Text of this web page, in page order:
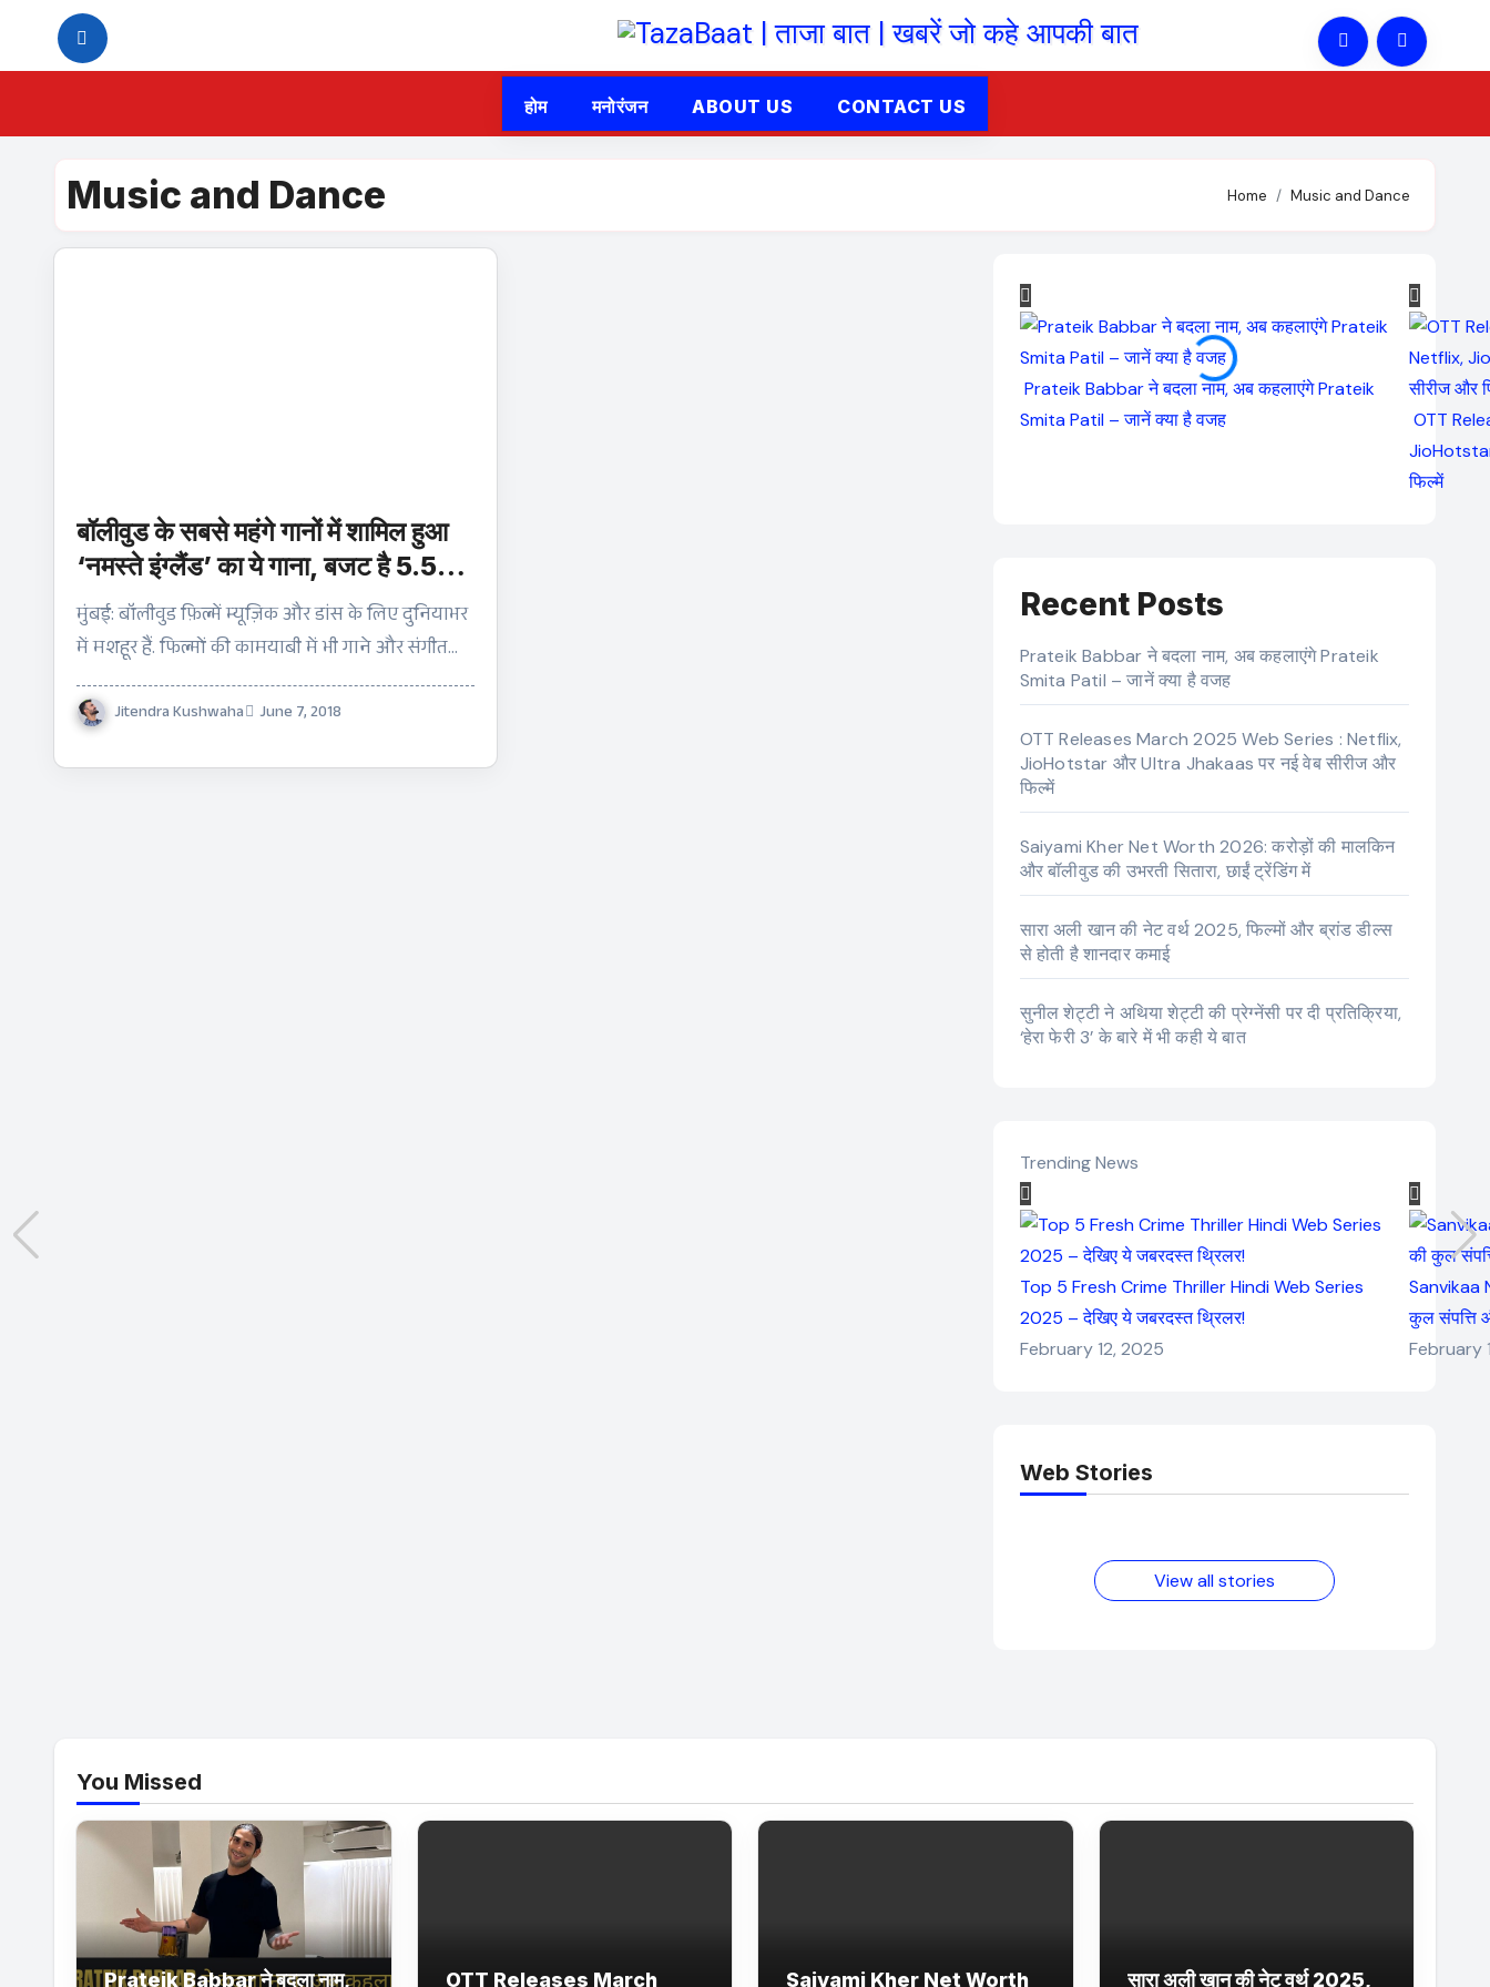
content
होम मनोरंजन ABOUT US CONTACT US
Music and Dance Home Music and Dance
बॉलीवुड के सबसे महंगे गानों में शामिल हुआ
‘नमस्ते इंग्लैंड’ का ये गाना, बजट है 5.5
करोड़
मुंबई: बॉलीवुड फ़िल्में म्यूज़िक और डांस के लिए दुनियाभर
में मशहूर हैं. फिल्मों की कामयाबी में भी गाने और संगीत…
Jitendra Kushwaha June 7, 2018
Prateik Babbar ने बदला नाम, अब कहलाएंगे Prateik
Smita Patil – जानें क्या है वजह
OTT
फिल्में
Recent Posts
Prateik Babbar ने बदला नाम, अब कहलाएंगे Prateik
Smita Patil – जानें क्या है वजह
OTT Releases March 2025 Web Series : Netflix,
JioHotstar और Ultra Jhakaas पर नई वेब सीरीज और
फिल्में
Saiyami Kher Net Worth 2026: करोड़ों की मालकिन
और बॉलीवुड की उभरती सितारा, छाईं ट्रेंडिंग में
सारा अली खान की नेट वर्थ 2025, फिल्मों और ब्रांड डील्स
से होती है शानदार कमाई
सुनील शेट्टी ने अथिया शेट्टी की प्रेग्नेंसी पर दी प्रतिक्रिया,
‘हेरा फेरी 3’ के बारे में भी कही ये बात
Trending News
Top 5 Fresh Crime Thriller Hindi Web Series
2025 – देखिए ये जबरदस्त थ्रिलर!
February 12, 2025
Sanvikaa
कुल संपत्ति
February
Web Stories
Elvish Yadav: एक
आम लड़के से यूट्यूबर
फिल्मों का जादू और
View all stories
You Missed
Prateik Babbar ने बदला नाम, OTT Releases March Saiyami Kher Net Worth सारा अली खान की नेट वर्थ 2025,